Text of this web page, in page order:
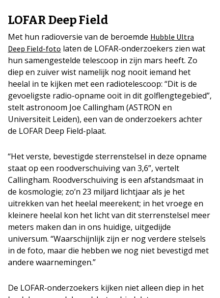
LOFAR Deep Field
Met hun radioversie van de beroemde Hubble Ultra
Deep Field-foto laten de LOFAR-onderzoekers zien wat
hun samengestelde telescoop in zijn mars heeft. Zo
diep en zuiver wist namelijk nog nooit iemand het
heelal in te kijken met een radiotelescoop: “Dit is de
gevoeligste radio-opname ooit in dit golflengtegebied”,
stelt astronoom Joe Callingham (ASTRON en
Universiteit Leiden), een van de onderzoekers achter
de LOFAR Deep Field-plaat.
“Het verste, bevestigde sterrenstelsel in deze opname
staat op een roodverschuiving van 3,6”, vertelt
Callingham. Roodverschuiving is een afstandsmaat in
de kosmologie; zo’n 23 miljard lichtjaar als je het
uitrekken van het heelal meerekent; in het vroege en
kleinere heelal kon het licht van dit sterrenstelsel meer
meters maken dan in ons huidige, uitgedijde
universum. “Waarschijnlijk zijn er nog verdere stelsels
in de foto, maar die hebben we nog niet bevestigd met
andere waarnemingen.”
De LOFAR-onderzoekers kijken niet alleen diep in het